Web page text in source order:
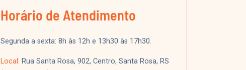
Horário de Atendimento
Segunda a sexta: 8h às 12h e 13h30 às 17h30.
Local: Rua Santa Rosa, 902, Centro, Santa Rosa, RS